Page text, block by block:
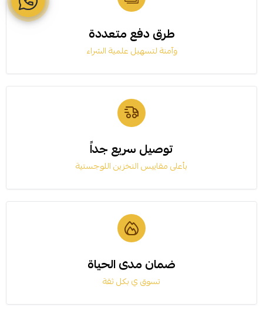
طرق دفع متعددة
وآمنة لتسهيل علمية الشراء
توصيل سريع جداً
بأعلى مقاييس التخزين اللوجستية
ضمان مدى الحياة
تسوق ي بكل ثقة